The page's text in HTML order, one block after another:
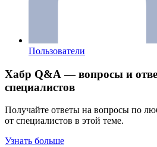
Пользователи
Хабр Q&A — вопросы и
специалистов
Получайте ответы на вопросы по
от специалистов в этой теме.
Узнать больше